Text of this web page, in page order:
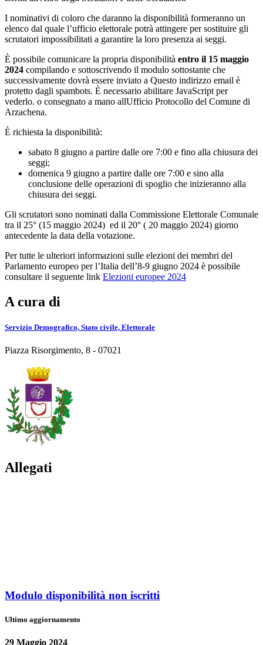
I nominativi di coloro che daranno la disponibilità formeranno un
elenco dal quale l’ufficio elettorale potrà attingere per sostituire gli
scrutatori impossibilitati a garantire la loro presenza ai seggi.
È possibile comunicare la propria disponibilità entro il 15 maggio
2024 compilando e sottoscrivendo il modulo sottostante che
successivamente dovrà essere inviato a Questo indirizzo email è
protetto dagli spambots. È necessario abilitare JavaScript per
vederlo. o consegnato a mano allUfficio Protocollo del Comune di
Arzachena.
È richiesta la disponibilità:
sabato 8 giugno a partire dalle ore 7:00 e fino alla chiusura dei
seggi;
domenica 9 giugno a partire dalle ore 7:00 e sino alla
conclusione delle operazioni di spoglio che inizieranno alla
chiusura dei seggi.
Gli scrutatori sono nominati dalla Commissione Elettorale Comunale
tra il 25° (15 maggio 2024) ed il 20° ( 20 maggio 2024) giorno
antecedente la data della votazione.
Per tutte le ulteriori informazioni sulle elezioni dei membri del
Parlamento europeo per l’Italia dell’8-9 giugno 2024 è possibile
consultare il seguente link Elezioni europee 2024
A cura di
Servizio Demografico, Stato civile, Elettorale
Piazza Risorgimento, 8 - 07021
Allegati
Modulo disponibilità non iscritti
Ultimo aggiornamento
29 Maggio 2024